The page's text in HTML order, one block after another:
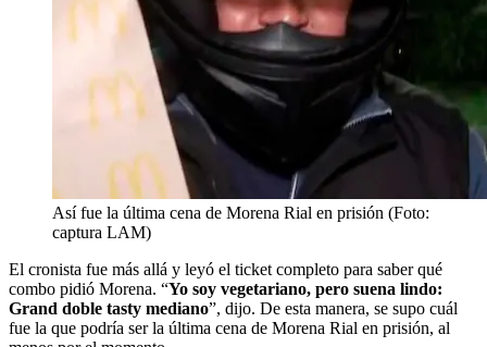
Así fue la última cena de Morena Rial en prisión (Foto:
captura LAM)
El cronista fue más allá y leyó el ticket completo para saber qué
combo pidió Morena. “Yo soy vegetariano, pero suena lindo:
Grand doble tasty mediano”, dijo. De esta manera, se supo cuál
fue la que podría ser la última cena de Morena Rial en prisión, al